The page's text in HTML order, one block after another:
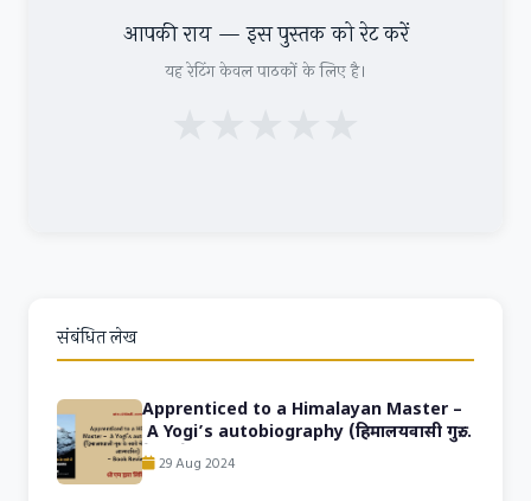
आपकी राय — इस पुस्तक को रेट करें
यह रेटिंग केवल पाठकों के लिए है।
संबंधित लेख
Apprenticed to a Himalayan Master –
A Yogi’s autobiography (हिमालयवासी गुरु
के साये में: एक योगी का आत्मचरित)- Hindi
29 Aug 2024